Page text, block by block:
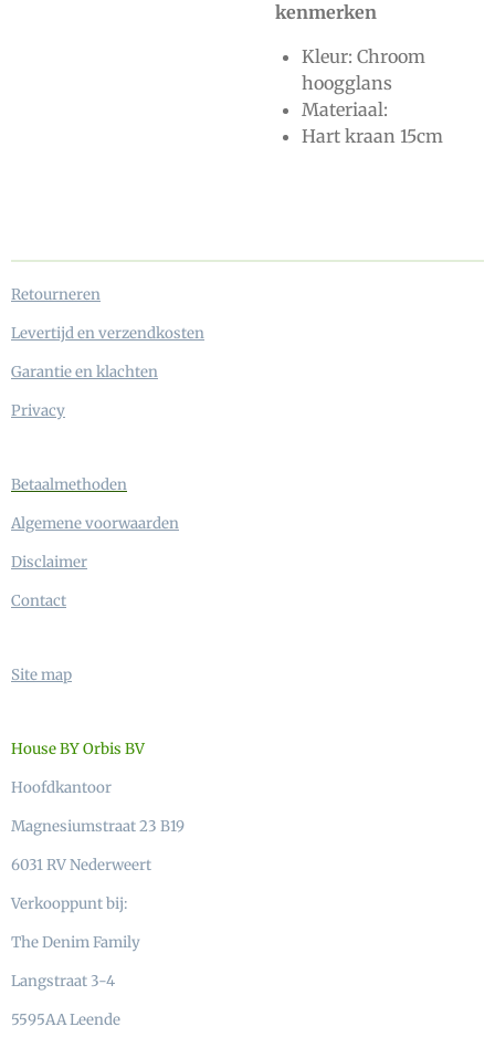
kenmerken
Kleur: Chroom
hoogglans
Materiaal:
Hart kraan 15cm
Retourneren
Levertijd en verzendkosten
Garantie en klachten
Privacy
Betaalmethoden
Algemene voorwaarden
Disclaimer
Contact
Site map
House BY Orbis BV
Hoofdkantoor
Magnesiumstraat 23 B19
6031 RV Nederweert
Verkooppunt bij:
The Denim Family
Langstraat 3-4
5595AA Leende